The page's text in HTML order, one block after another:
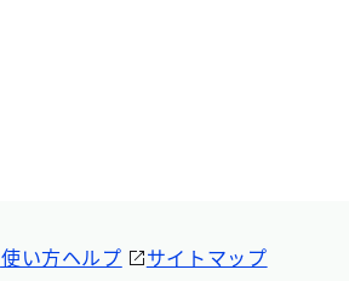
使い方ヘルプ サイトマップ